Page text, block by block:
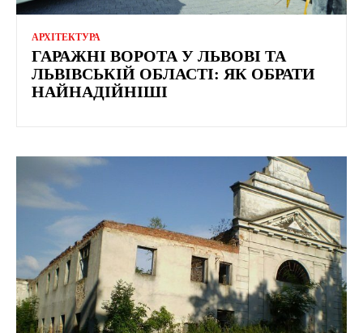
АРХІТЕКТУРА
ГАРАЖНІ ВОРОТА У ЛЬВОВІ ТА
ЛЬВІВСЬКІЙ ОБЛАСТІ: ЯК ОБРАТИ
НАЙНАДІЙНІШІ